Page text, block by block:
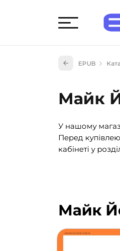
EPUB
Майк
У нашому
Перед
кабінеті у
Майк